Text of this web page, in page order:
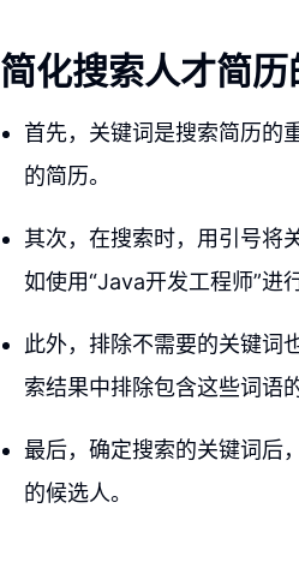
简化搜索人才简
首先，关键词是搜索简历的
的简历。
其次，在搜索时，用引号将
如使用“Java开发工程师”进
此外，排除不需要的关键词
索结果中排除包含这些词语
最后，确定搜索的关键词后
的候选人。